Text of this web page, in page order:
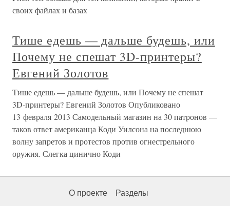
своих файлах и базах
Тише едешь — дальше будешь, или
Почему не спешат 3D-принтеры?
Евгений Золотов
Тише едешь — дальше будешь, или Почему не спешат
3D-принтеры? Евгений Золотов Опубликовано
13 февраля 2013 Самодельный магазин на 30 патронов —
таков ответ американца Коди Уилсона на последнюю
волну запретов и протестов против огнестрельного
оружия. Слегка цинично Коди
О проекте Разделы